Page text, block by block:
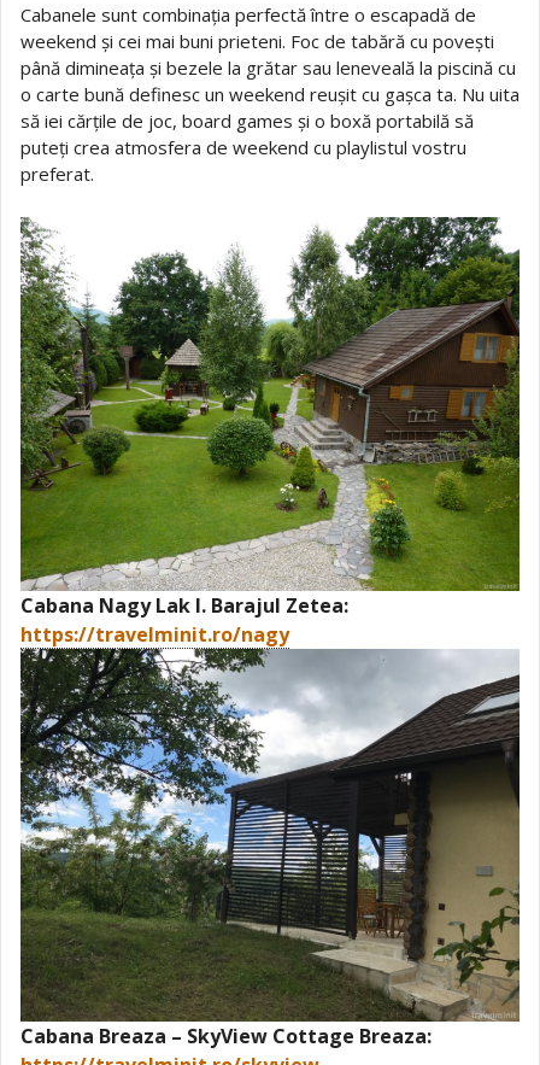
Cabanele sunt combinația perfectă între o escapadă de
weekend și cei mai buni prieteni. Foc de tabără cu povești
până dimineața și bezele la grătar sau leneveală la piscină cu
o carte bună definesc un weekend reușit cu gașca ta. Nu uita
să iei cărțile de joc, board games și o boxă portabilă să
puteți crea atmosfera de weekend cu playlistul vostru
preferat.
Cabana Nagy Lak I. Barajul Zetea:
https://travelminit.ro/nagy
Cabana Breaza – SkyView Cottage Breaza: